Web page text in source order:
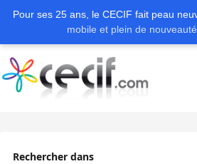
Pour ses 25 ans, le CECIF fait peau
mobile et plein de
Rechercher dans